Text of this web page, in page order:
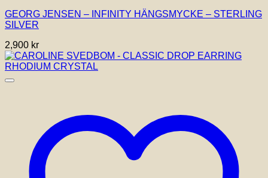
GEORG JENSEN – INFINITY HÄNGSMYCKE – STERLING
SILVER
2,900 kr